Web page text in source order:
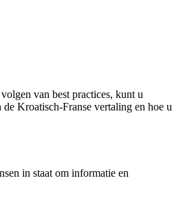
van best practices, kunt u
Kroatisch-Franse vertaling en hoe u
in staat om informatie en